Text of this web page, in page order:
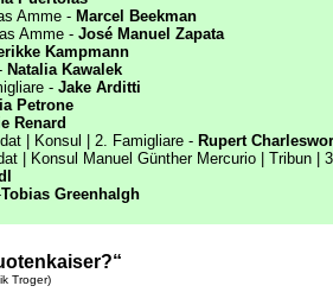
Amme - Marcel Beekman
Amme - José Manuel Zapata
Kampmann
Natalia Kawalek
- Jake Arditti
Petrone
Renard
| Konsul | 2. Famigliare - Rupert
| Konsul Manuel Günther Mercurio | Tribun |
Tobias Greenhalgh
Troger)